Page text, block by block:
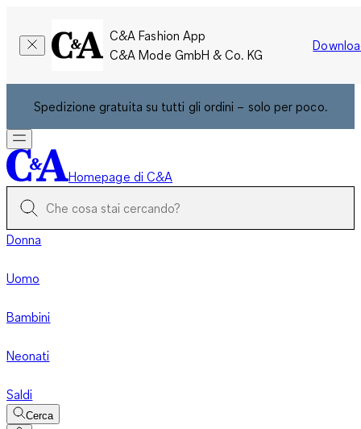
C&A Fashion App
C&A Mode GmbH & Co. KG
Spedizione gratuita su tutti gli ordini – solo per poco.
Homepage di C&A
Donna
Uomo
Bambini
Neonati
Saldi
Cerca